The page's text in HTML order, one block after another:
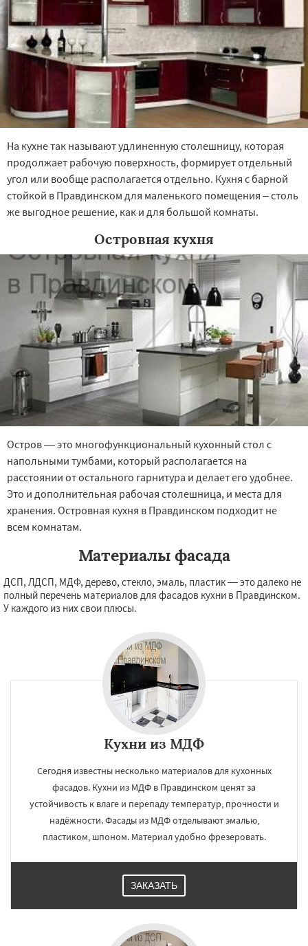
На кухне так называют удлиненную столешницу, которая
продолжает рабочую поверхность, формирует отдельный
угол или вообще располагается отдельно. Кухня с барной
стойкой в Правдинском для маленького помещения – столь
же выгодное решение, как и для большой комнаты.
Островная кухня
Остров — это многофункциональный кухонный стол с
напольными тумбами, который располагается на
расстоянии от остального гарнитура и делает его удобнее.
Это и дополнительная рабочая столешница, и места для
хранения. Островная кухня в Правдинском подходит не
всем комнатам.
Материалы фасада
ДСП, ЛДСП, МДФ, дерево, стекло, эмаль, пластик — это далеко не
полный перечень материалов для фасадов кухни в Правдинском.
У каждого из них свои плюсы.
Кухни из МДФ
Сегодня известны несколько материалов для кухонных
фасадов. Кухни из МДФ в Правдинском ценят за
устойчивость к влаге и перепаду температур, прочности и
надёжности. Фасады из МДФ отделывают эмалью,
пластиком, шпоном. Материал удобно фрезеровать.
ЗАКАЗАТЬ